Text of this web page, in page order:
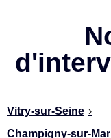
Vitry-sur-Seine ›
Champigny-sur-